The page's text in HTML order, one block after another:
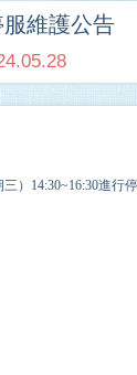
維護公告
三 ） 14:30~16:30進行